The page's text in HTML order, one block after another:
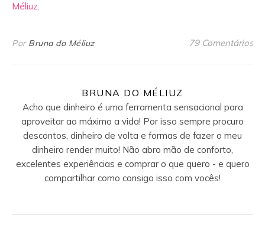
Méliuz.
Por Bruna do Méliuz 79 Comentários
BRUNA DO MÉLIUZ
Acho que dinheiro é uma ferramenta sensacional para
aproveitar ao máximo a vida! Por isso sempre procuro
descontos, dinheiro de volta e formas de fazer o meu
dinheiro render muito! Não abro mão de conforto,
excelentes experiências e comprar o que quero - e quero
compartilhar como consigo isso com vocês!